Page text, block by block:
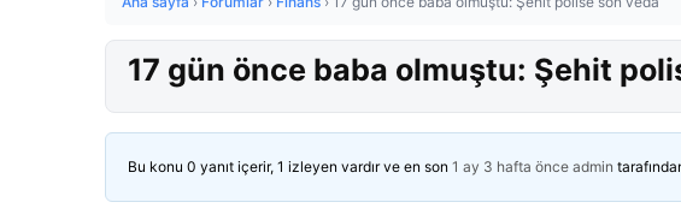
17 gün önce baba olmuştu: Şehit
Bu konu 0 yanıt içerir, 1 izleyen vardır ve en son 1 ay 3 hafta önce admin